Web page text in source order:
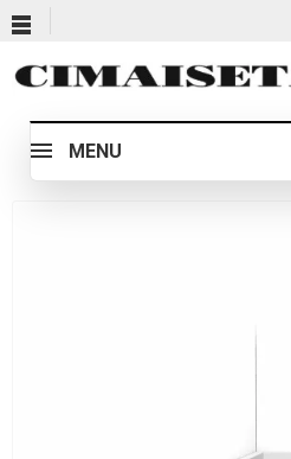
MENU